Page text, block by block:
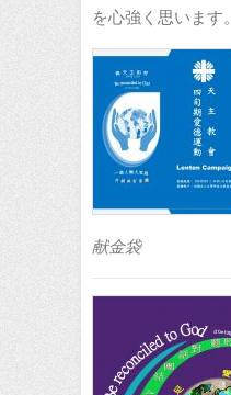
を心強く思います。
献金袋